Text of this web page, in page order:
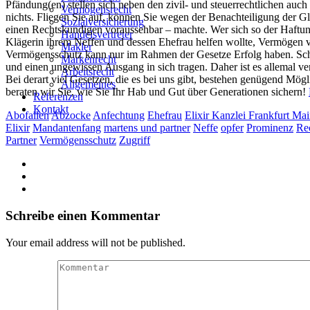
Vermögensrecht
Sozialversicherung
Handelsvertreter
Makler
Markenrecht
Arbeitsrecht
Allgemeines
Referenzen
Kontakt
Pfändung(en) stellen sich neben den zivil- und steuerrechtlichen
nichts. Fliegen Sie auf, können Sie wegen der Benachteiligung der
einen Rechtskundigen voraussehbar – machte. Wer sich so der
Klägerin ihrem Neffen und dessen Ehefrau helfen wollte, Vermögen
Vermögensschutz kann nur im Rahmen der Gesetze Erfolg haben.
und einen ungewissen Ausgang in sich tragen. Daher ist es allemal
Bei derart viel Gesetzen, die es bei uns gibt, bestehen genügend
beraten wir Sie, wie Sie Ihr Hab und Gut über Generationen sichern!
AbofallenAbzockeAnfechtung Ehefrau Elixir Kanzlei Frankfurt
Elixir Mandantenfang martens und partner Neffe opfer Prominenz
Partner Vermögensschutz Zugriff
Schreibe einen Kommentar
Your email address will not be published.